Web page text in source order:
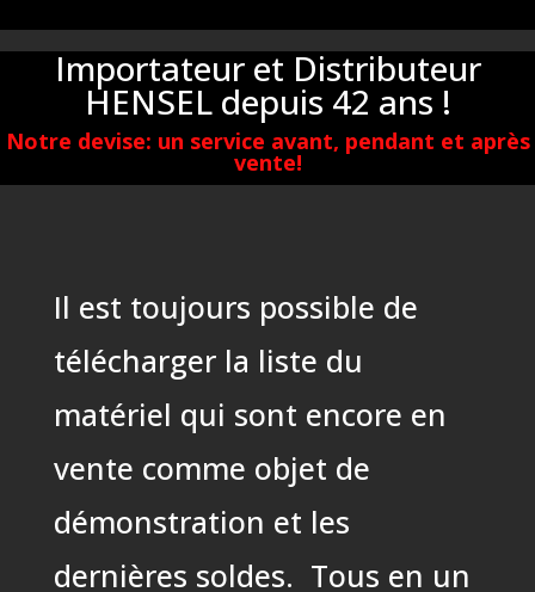
Importateur et Distributeur
HENSEL depuis 42 ans !
Notre devise: un service avant, pendant et après
vente!
Il est toujours possible de
télécharger la liste du
matériel qui sont encore en
vente comme objet de
démonstration et les
dernières soldes. Tous en un